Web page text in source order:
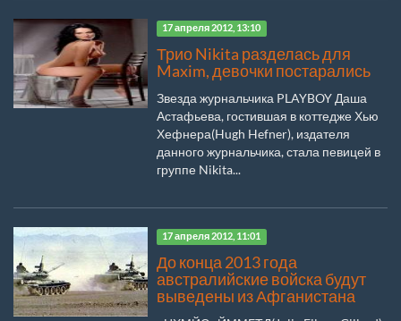
17 апреля 2012, 13:10
Трио Nikita разделась для
Maxim, девочки постарались
Звезда журнальчика PLAYBOY Даша
Астафьева, гостившая в коттедже Хью
Хефнера(Hugh Hefner), издателя
данного журнальчика, стала певицей в
группе Nikita...
17 апреля 2012, 11:01
До конца 2013 года
австралийские войска будут
выведены из Афганистана